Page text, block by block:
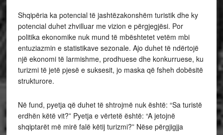
Shqipëria ka potencial të jashtëzakonshëm turistik dhe ky
potencial duhet zhvilluar me vizion e përgjegjësi. Por
politika ekonomike nuk mund të mbështetet vetëm mbi
entuziazmin e statistikave sezonale. Ajo duhet të ndërtojë
një ekonomi të larmishme, prodhuese dhe konkurruese, ku
turizmi të jetë pjesë e suksesit, jo maska që fsheh dobësitë
strukturore.
Në fund, pyetja që duhet të shtrojmë nuk është: “Sa turistë
erdhën këtë vit?” Pyetja e vërtetë është: “A jetojnë
shqiptarët më mirë falë këtij turizmi?” Nëse përgjigjja